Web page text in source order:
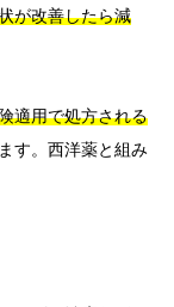
が改善したら減
適用で処方される
す。西洋薬と組み